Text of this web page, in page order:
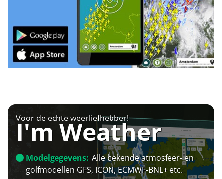
Voor de echte weerliefhebber!
I'm Weather
Modelgegevens: Alle bekende atmosfeer- en
golfmodellen GFS, ICON, ECMWF-BNL+ etc.